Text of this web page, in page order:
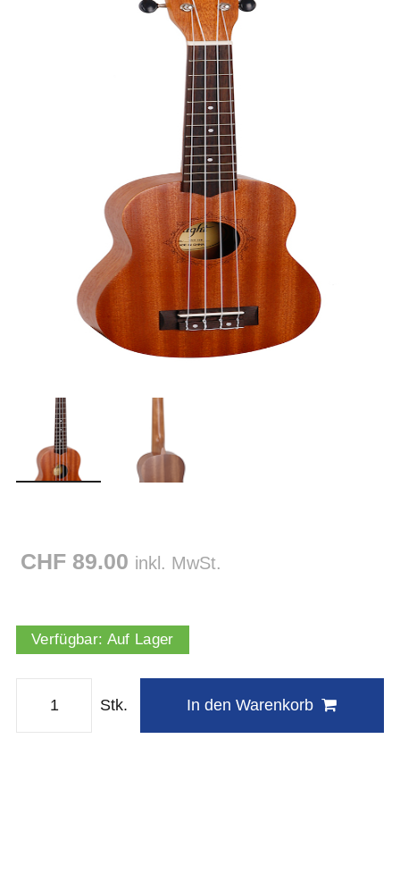
CHF 89.00 inkl. MwSt.
Verfügbar: Auf Lager
Stk. In den Warenkorb